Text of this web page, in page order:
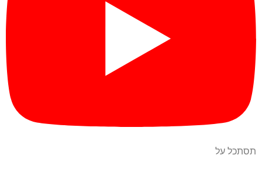
תסתכל על